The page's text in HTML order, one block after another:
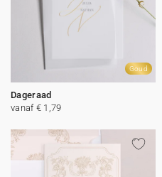
Goud
Dageraad
vanaf € 1,79